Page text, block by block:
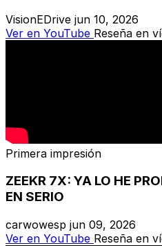
VisionEDrive jun 10, 2026
Ver en YouTube Reseña en
Primera impresión
ZEEKR 7X: YA LO HE
EN SERIO
carwowesp jun 09, 2026
Ver en YouTube Reseña en